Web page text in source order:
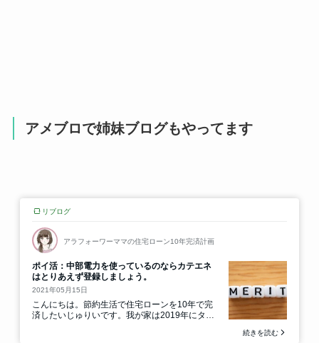
アメブロで姉妹ブログもやってます